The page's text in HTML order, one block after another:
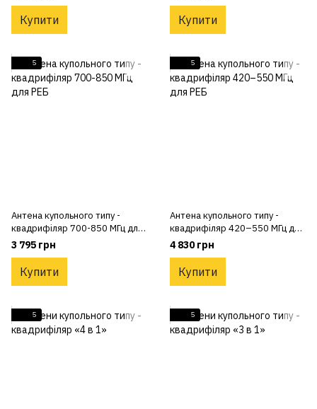
Купити Купити
5
Антена купольного типу -
квадрифіляр 700-850 МГц для
РЕБ
3 795 грн
Купити
5
Антена купольного типу -
квадрифіляр 420–550 МГц для
РЕБ
4 830 грн
Купити
5 5